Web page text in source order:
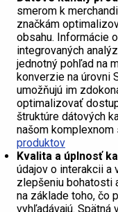
smerom k
značkám
obsahu. Informácie
integrovaných
jednotný pohľad na
konverzie na úrovni
umožňujú im
optimalizovať
štruktúre dátových
našom
produktov
Kvalita a úplnosť
údajov o interakcii a
zlepšeniu bohatosti
na základe toho, čo
vyhľadávajú. Spätná